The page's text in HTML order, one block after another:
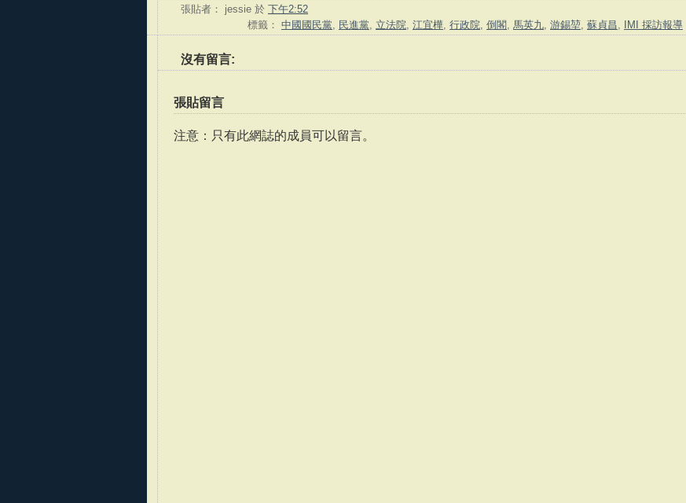
張貼者： jessie 於 下午2:52
標籤： 中國國民黨 民進黨 立法院 江宜樺 行政院 倒閣 馬英九 游錫堃 蘇貞昌 IMI 採訪報導
沒有留言:
張貼留言
注意：只有此網誌的成員可以留言。